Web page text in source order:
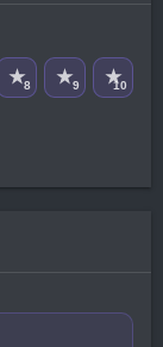
★8 ★9 ★10